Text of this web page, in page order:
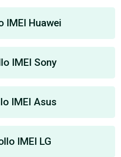
IMEI Huawei
IMEI Sony
IMEI Asus
IMEI LG